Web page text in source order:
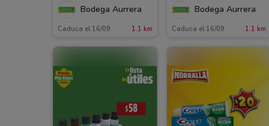
Bodega Aurrera
Caduca el 16/09 1.1 km
Bodega Aurrera
Caduca el 16/09 1.1 km